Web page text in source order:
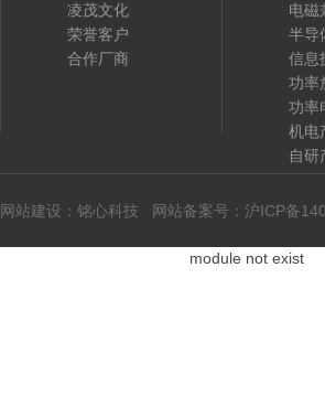
凌茂文化
荣誉客户
合作厂商
电磁
半导
信息
功率
功率
机电
自研
网站建设 ： 铭心科技 网站备案号： 沪ICP备
module not exist